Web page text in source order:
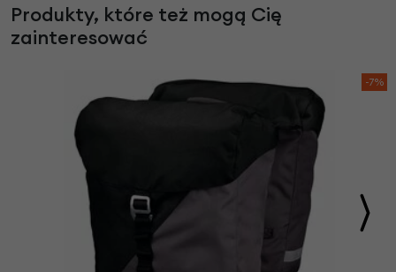
Produkty, które też mogą Cię
zainteresować
-7%